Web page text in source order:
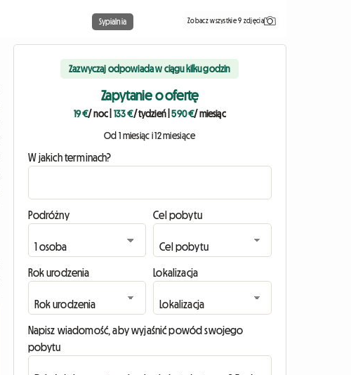
Sypialnia Zobacz wszystkie 9 zdjęcia
Zazwyczaj odpowiada w ciągu kilku godzin
Zapytanie o ofertę
19 €/ noc 133 €/ tydzień|590 €/ miesiąc
Od 1 miesiąc i 12 miesiące
W jakich terminach?
Podróżny Cel pobytu
Rok urodzenia Lokalizacja
Napisz wiadomość, aby wyjaśnić powód swojego
pobytu